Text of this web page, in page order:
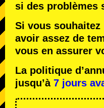
si des problèmes
Si vous
avoir assez de
vous en assurer
La politique
jusqu’à 7 jours